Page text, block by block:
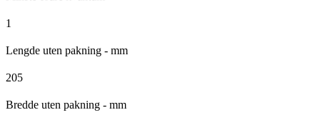
1
Lengde uten pakning - mm
205
Bredde uten pakning - mm